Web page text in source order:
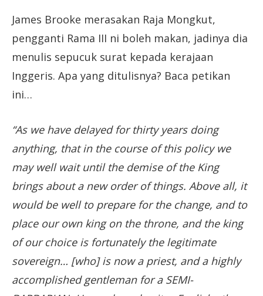
James Brooke merasakan Raja Mongkut,
pengganti Rama III ni boleh makan, jadinya dia
menulis sepucuk surat kepada kerajaan
Inggeris. Apa yang ditulisnya? Baca petikan
ini…
“As we have delayed for thirty years doing
anything, that in the course of this policy we
may well wait until the demise of the King
brings about a new order of things. Above all, it
would be well to prepare for the change, and to
place our own king on the throne, and the king
of our choice is fortunately the legitimate
sovereign… [who] is now a priest, and a highly
accomplished gentleman for a SEMI-